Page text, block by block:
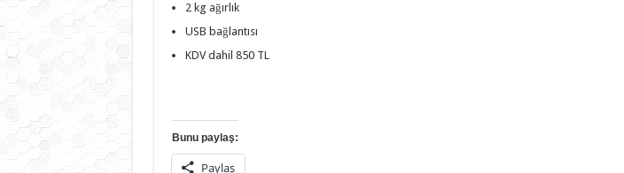
2 kg ağırlık
USB bağlantısı
KDV dahil 850 TL
Bunu paylaş:
Paylaş